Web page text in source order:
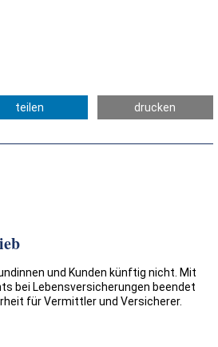
teilen drucken
und Kunden künftig nicht. Mit
bei Lebensversicherungen beendet
für Vermittler und Versicherer.